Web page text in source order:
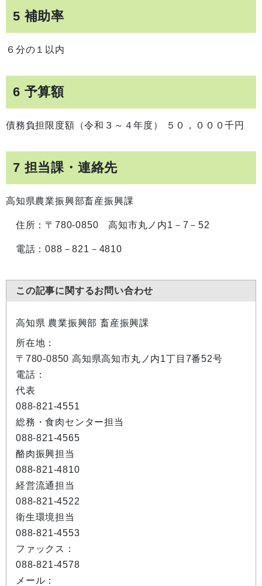
5 補助率
６分の１以内
6 予算額
債務負担限度額（令和３～４年度） ５０，０００千円
7 担当課・連絡先
高知県農業振興部畜産振興課
住所：〒780-0850 高知市丸ノ内1－7－52
電話：088－821－4810
この記事に関するお問い合わせ
高知県 農業振興部 畜産振興課
所在地：
〒780-0850 高知県高知市丸ノ内1丁目7番52号
電話：
代表
088-821-4551
総務・食肉センター担当
088-821-4565
酪肉振興担当
088-821-4810
経営流通担当
088-821-4522
衛生環境担当
088-821-4553
ファックス：
088-821-4578
メール：